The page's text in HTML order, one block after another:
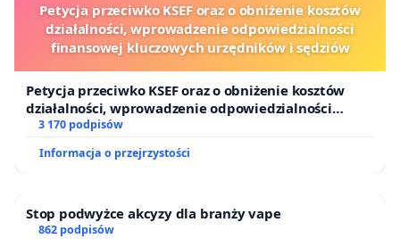
Petycja przeciwko KSEF oraz o obniżenie kosztów
działalności, wprowadzenie odpowiedzialności
finansowej kluczowych urzędników i sędziów
Petycja przeciwko KSEF oraz o obniżenie kosztów
działalności, wprowadzenie odpowiedzialności
finansowej kluczowych urzędników i sędziów
3 170 podpisów
Informacja o przejrzystości
Stop podwyżce akcyzy dla branży vape
862 podpisów